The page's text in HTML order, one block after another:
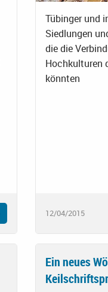
Tübinger und
Siedlungen
die die
Hochkulturen
könnten
12/04/2015
Ein neues